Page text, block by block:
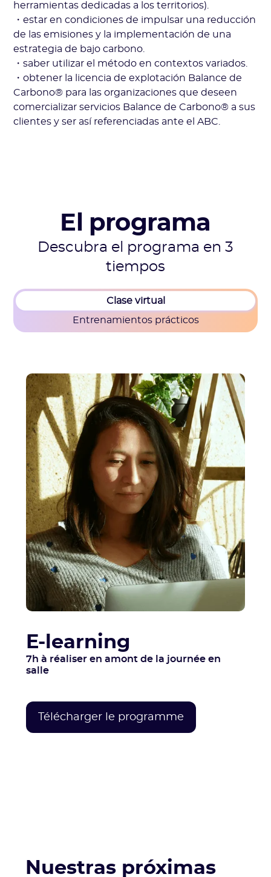
herramientas dedicadas a los territorios).
・estar en condiciones de impulsar una reducción
de las emisiones y la implementación de una
estrategia de bajo carbono.
・saber utilizar el método en contextos variados.
・obtener la licencia de explotación Balance de
Carbono® para las organizaciones que deseen
comercializar servicios Balance de Carbono® a sus
clientes y ser así referenciadas ante el ABC.
El programa
Descubra el programa en 3
tiempos
Clase virtual
Entrenamientos prácticos
E-learning
7h à réaliser en amont de la journée en
salle
Télécharger le programme
Nuestras próximas